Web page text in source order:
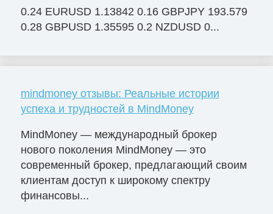
0.24 EURUSD 1.13842 0.16 GBPJPY 193.579
0.28 GBPUSD 1.35595 0.2 NZDUSD 0...
mindmoney отзывы: Реальные истории
успеха и трудностей в MindMoney
MindMoney — международный брокер
нового поколения MindMoney — это
современный брокер, предлагающий своим
клиентам доступ к широкому спектру
финансовы...